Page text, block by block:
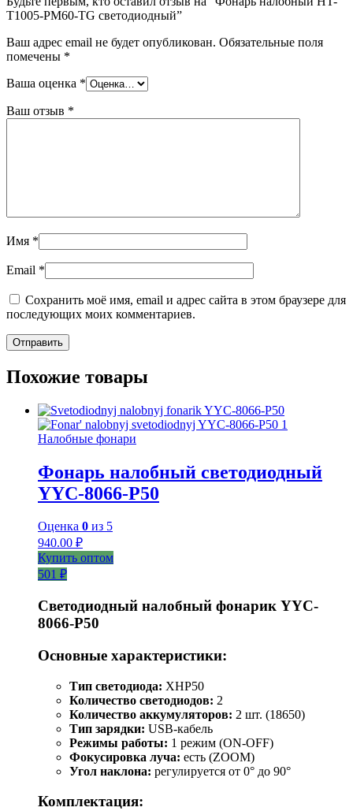
T1005-PM60-TG светодиодный”
Ваш адрес email не будет опубликован. Обязательные поля
помечены *
Ваша оценка *
Ваш отзыв *
Имя *
Email *
Сохранить моё имя, email и адрес сайта в этом браузере для
последующих моих комментариев.
Похожие товары
Налобные фонари
Фонарь налобный светодиодный
YYC-8066-P50
Оценка 0 из 5
940.00 ₽
Купить оптом
501 ₽
Светодиодный налобный фонарик YYC-
8066-P50
Основные характеристики:
Тип светодиода: XHP50
Количество светодиодов: 2
Количество аккумуляторов: 2 шт. (18650)
Тип зарядки: USB-кабель
Режимы работы: 1 режим (ON-OFF)
Фокусировка луча: есть (ZOOM)
Угол наклона: регулируется от 0° до 90°
Комплектация: